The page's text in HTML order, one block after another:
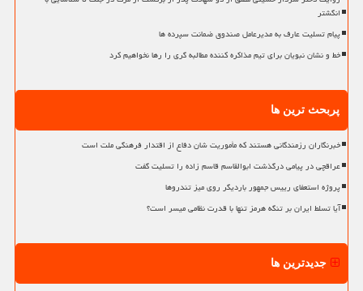
انگشتر
پیام تسلیت عارف به مدیرعامل صندوق ضمانت سپرده ها
خط و نشان نبویان برای تیم مذاکره کننده مطالبه گری را رها نخواهیم کرد
پربحث ترین ها
خبرنگاران رزمندگانی هستند که مأموریت شان دفاع از اقتدار فرهنگی ملت است
عراقچی در پیامی درگذشت ابوالقاسم قاسم زاده را تسلیت گفت
پروژه استعفای رییس جمهور باردیگر روی میز تندروها
آیا تسلط ایران بر تنگه هرمز تنها با قدرت نظامی میسر است؟
جدیدترین ها